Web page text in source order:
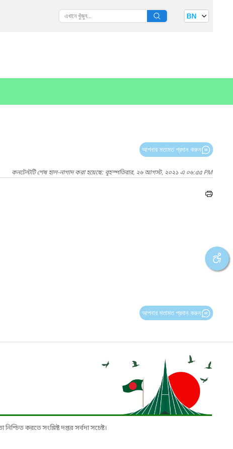
BN
আপনার মতামত প্রদান করুন
কনটেন্টটি শেষ হাল-নাগাদ করা হয়েছে: বৃহস্পতিবার, ২৬ আগস্ট, ২০২১ এ ০৬:৫৫ PM
আপনার মতামত প্রদান করুন
করতে সংশ্লিষ্ট দপ্তর সর্বদা সচেষ্ট।